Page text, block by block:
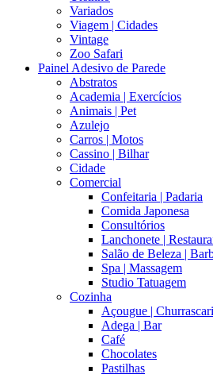
Variados
Viagem | Cidades
Vintage
Zoo Safari
Painel Adesivo de Parede
Abstratos
Academia | Exercícios
Animais | Pet
Azulejo
Carros | Motos
Cassino | Bilhar
Cidade
Comercial
Confeitaria | Padaria
Comida Japonesa
Consultórios
Lanchonete |
Salão de Beleza |
Spa | Massagem
Studio Tatuagem
Cozinha
Açougue |
Adega | Bar
Café
Chocolates
Pastilhas